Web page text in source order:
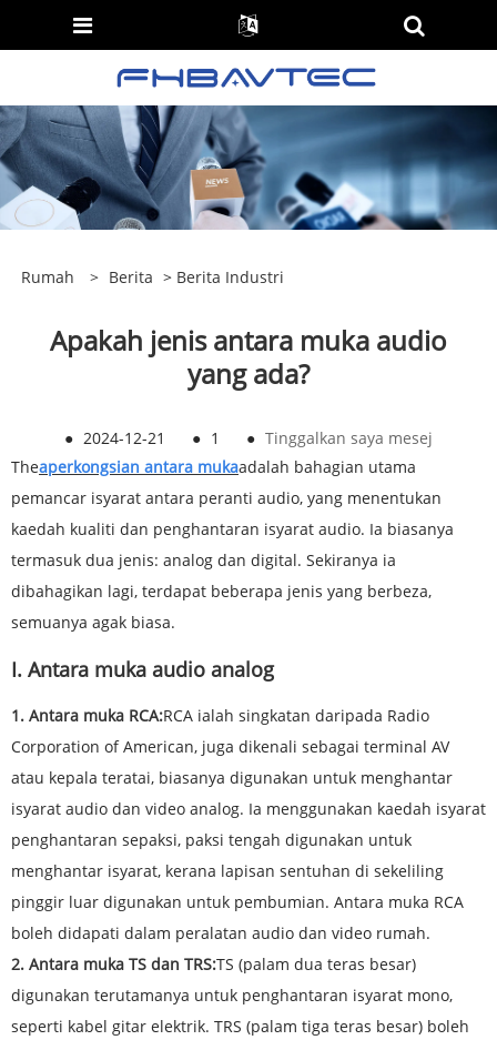
Rumah > Berita > Berita Industri
Apakah jenis antara muka audio
yang ada?
● 2024-12-21 ● 1 ● Tinggalkan saya mesej
Theaperkongsian antara mukaadalah bahagian utama
pemancar isyarat antara peranti audio, yang menentukan
kaedah kualiti dan penghantaran isyarat audio. Ia biasanya
termasuk dua jenis: analog dan digital. Sekiranya ia
dibahagikan lagi, terdapat beberapa jenis yang berbeza,
semuanya agak biasa.
I. Antara muka audio analog
1. Antara muka RCA:RCA ialah singkatan daripada Radio
Corporation of American, juga dikenali sebagai terminal AV
atau kepala teratai, biasanya digunakan untuk menghantar
isyarat audio dan video analog. Ia menggunakan kaedah isyarat
penghantaran sepaksi, paksi tengah digunakan untuk
menghantar isyarat, kerana lapisan sentuhan di sekeliling
pinggir luar digunakan untuk pembumian. Antara muka RCA
boleh didapati dalam peralatan audio dan video rumah.
2. Antara muka TS dan TRS:TS (palam dua teras besar)
digunakan terutamanya untuk penghantaran isyarat mono,
seperti kabel gitar elektrik. TRS (palam tiga teras besar) boleh